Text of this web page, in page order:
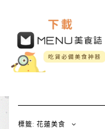
標籤: 花蓮美食